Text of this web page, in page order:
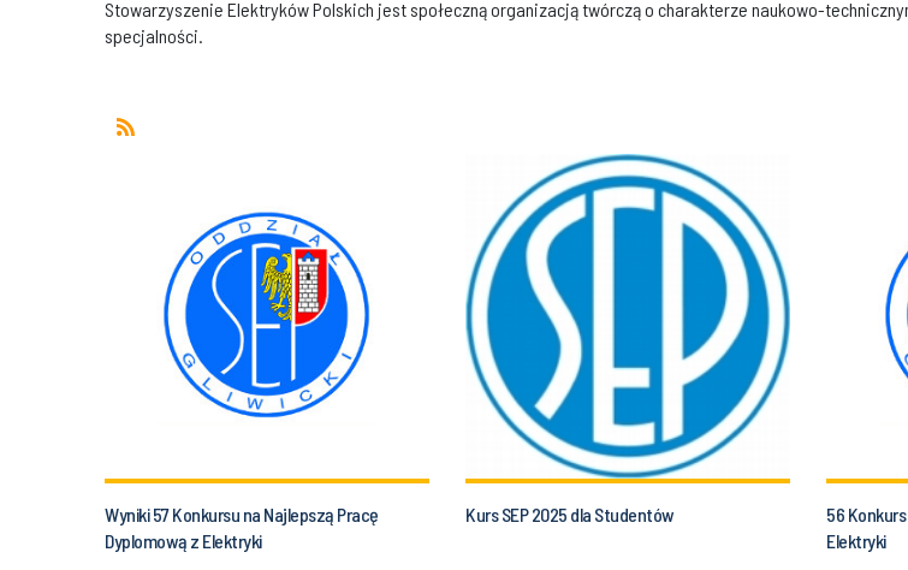
Stowarzyszenie Elektryków Polskich jest społeczną organizacją twórczą o charakterze naukowo-
specjalności.
Wyniki 57 Konkursu na Najlepszą Pracę
Dyplomową z Elektryki
Kurs SEP 2025 dla Studentów
56
Elektryki